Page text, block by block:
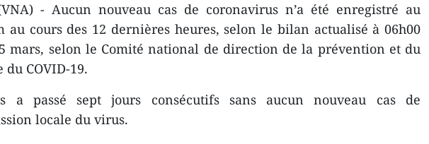
- Aucun nouveau cas de coronavirus n’a été enregistré au
au cours des 12 dernières heures, selon le bilan actualisé à 06h00
mars, selon le Comité national de direction de la prévention et du
du COVID-19.
a passé sept jours consécutifs sans aucun nouveau cas de
locale du virus.